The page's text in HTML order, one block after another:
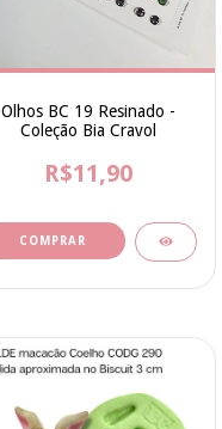
Olhos BC 19 Resinado -
Coleção Bia Cravol
R$11,90